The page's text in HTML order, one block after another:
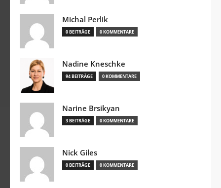
Michal Perlik
0 BEITRÄGE 0 KOMMENTARE
Nadine Kneschke
94 BEITRÄGE 0 KOMMENTARE
Narine Brsikyan
3 BEITRÄGE 0 KOMMENTARE
Nick Giles
0 BEITRÄGE 0 KOMMENTARE